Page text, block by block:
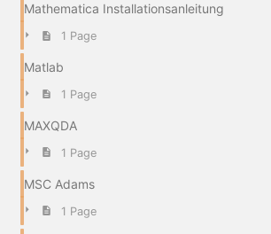
Mathematica Installationsanleitung
1 Page
Matlab
1 Page
MAXQDA
1 Page
MSC Adams
1 Page